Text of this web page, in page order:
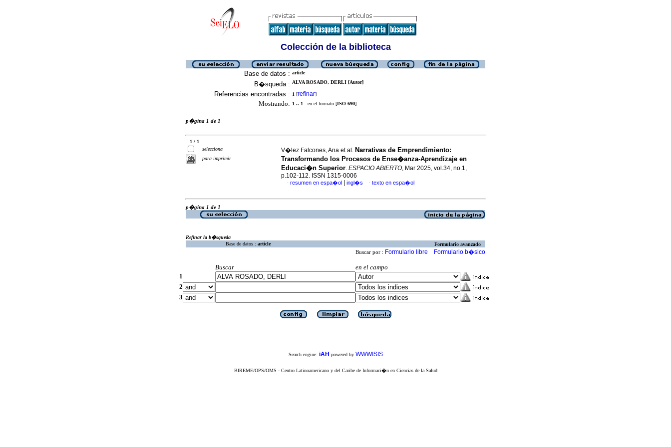
Colección de la biblioteca
Base de datos : article
B�squeda : ALVA ROSADO, DERLI [Autor]
Referencias encontradas : 1 [refinar]
Mostrando: 1 .. 1 en el formato [ISO 690]
p�gina 1 de 1
1 / 1
selecciona
para imprimir
V�lez Falcones, Ana et al. Narrativas de Emprendimiento:
Transformando los Procesos de Ense�anza-Aprendizaje en
Educaci�n Superior. ESPACIO ABIERTO, Mar 2025, vol.34, no.1,
p.102-112. ISSN 1315-0006
· resumen en espa�ol ingl�s · texto en espa�ol
p�gina 1 de 1
Refinar la b�squeda
Base de datos : article Formulario avanzado
Buscar por : Formulario libre Formulario b�sico
Buscar
en el campo
1
2
3
Search engine: iAH powered by WWWISIS
BIREME/OPS/OMS - Centro Latinoamericano y del Caribe de Informaci�n en Ciencias de la Salud